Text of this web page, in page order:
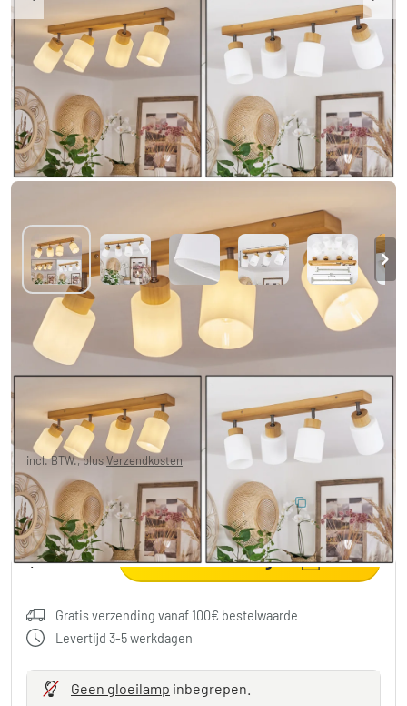
Tercier Plafondlamp Oud zilver, Natuurlijke
kleuren, 4-lichts
-30% € 83,99
Je redt € 36,00 Adviesprijs: € 119,99
incl. BTW., plusVerzendkosten
10% BESPAREN : Code: LIGHT
in winkelwagen
Gratis verzending vanaf 100€ bestelwaarde
Levertijd 3-5 werkdagen
Geen gloeilamp inbegrepen.